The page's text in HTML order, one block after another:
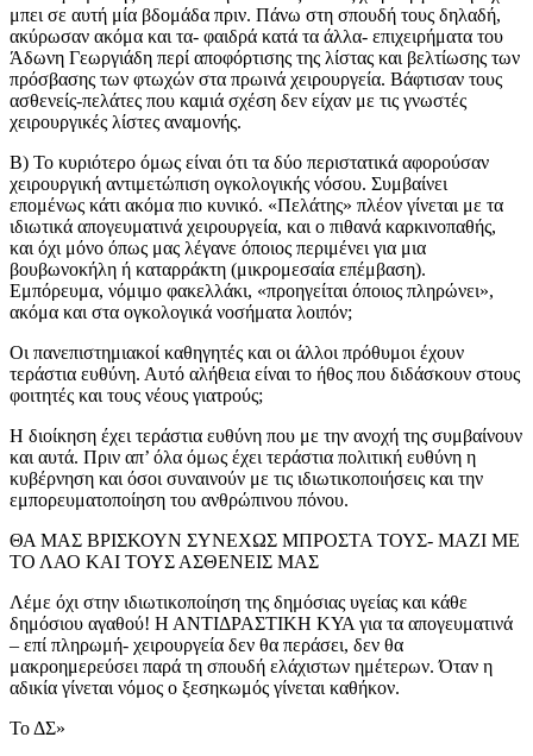
μπει σε αυτή μία βδομάδα πριν. Πάνω στη σπουδή τους δηλαδή,
ακύρωσαν ακόμα και τα- φαιδρά κατά τα άλλα- επιχειρήματα του
Άδωνη Γεωργιάδη περί αποφόρτισης της λίστας και βελτίωσης των
πρόσβασης των φτωχών στα πρωινά χειρουργεία. Βάφτισαν τους
ασθενείς-πελάτες που καμιά σχέση δεν είχαν με τις γνωστές
χειρουργικές λίστες αναμονής.
Β) Το κυριότερο όμως είναι ότι τα δύο περιστατικά αφορούσαν
χειρουργική αντιμετώπιση ογκολογικής νόσου. Συμβαίνει
επομένως κάτι ακόμα πιο κυνικό. «Πελάτης» πλέον γίνεται με τα
ιδιωτικά απογευματινά χειρουργεία, και ο πιθανά καρκινοπαθής,
και όχι μόνο όπως μας λέγανε όποιος περιμένει για μια
βουβωνοκήλη ή καταρράκτη (μικρομεσαία επέμβαση).
Εμπόρευμα, νόμιμο φακελλάκι, «προηγείται όποιος πληρώνει»,
ακόμα και στα ογκολογικά νοσήματα λοιπόν;
Οι πανεπιστημιακοί καθηγητές και οι άλλοι πρόθυμοι έχουν
τεράστια ευθύνη. Αυτό αλήθεια είναι το ήθος που διδάσκουν στους
φοιτητές και τους νέους γιατρούς;
Η διοίκηση έχει τεράστια ευθύνη που με την ανοχή της συμβαίνουν
και αυτά. Πριν απ’ όλα όμως έχει τεράστια πολιτική ευθύνη η
κυβέρνηση και όσοι συναινούν με τις ιδιωτικοποιήσεις και την
εμπορευματοποίηση του ανθρώπινου πόνου.
ΘΑ ΜΑΣ ΒΡΙΣΚΟΥΝ ΣΥΝΕΧΩΣ ΜΠΡΟΣΤΑ ΤΟΥΣ- ΜΑΖΙ ΜΕ
ΤΟ ΛΑΟ ΚΑΙ ΤΟΥΣ ΑΣΘΕΝΕΙΣ ΜΑΣ
Λέμε όχι στην ιδιωτικοποίηση της δημόσιας υγείας και κάθε
δημόσιου αγαθού! Η ΑΝΤΙΔΡΑΣΤΙΚΗ ΚΥΑ για τα απογευματινά
– επί πληρωμή- χειρουργεία δεν θα περάσει, δεν θα
μακροημερεύσει παρά τη σπουδή ελάχιστων ημέτερων. Όταν η
αδικία γίνεται νόμος ο ξεσηκωμός γίνεται καθήκον.
Το ΔΣ»